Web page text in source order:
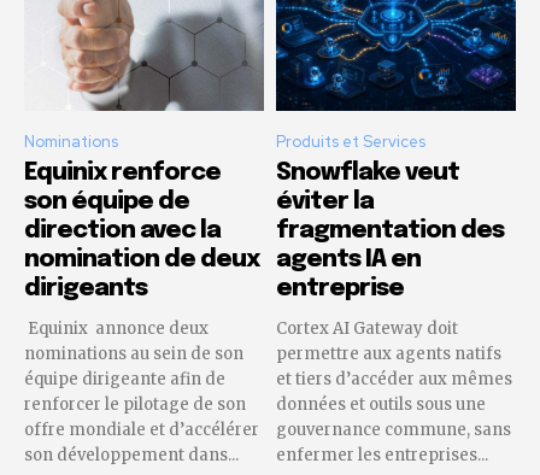
Nominations
Equinix renforce
son équipe de
direction avec la
nomination de deux
dirigeants
Equinix annonce deux
nominations au sein de son
équipe dirigeante afin de
renforcer le pilotage de son
offre mondiale et d’accélérer
son développement dans...
Produits et Services
Snowflake veut
éviter la
fragmentation des
agents IA en
entreprise
Cortex AI Gateway doit
permettre aux agents natifs
et tiers d’accéder aux mêmes
données et outils sous une
gouvernance commune, sans
enfermer les entreprises...